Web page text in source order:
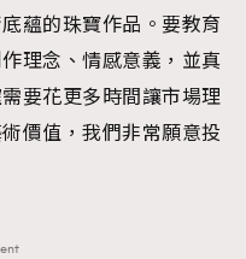
蘊的珠寶作品。要教育
理念、情感意義，並真
要花更多時間讓市場理
價值，我們非常願意投